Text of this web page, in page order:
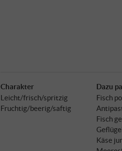
Charakter
Leicht/frisch/spritzig
Fruchtig/beerig/saftig
Dazu
Fisch
Fisch
Käse